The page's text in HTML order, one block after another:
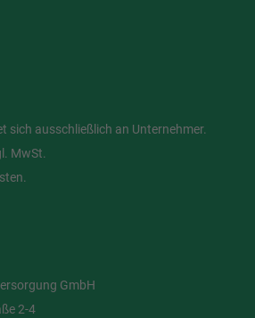
sich ausschließlich an Unternehmer.
MwSt.
GmbH
2-4